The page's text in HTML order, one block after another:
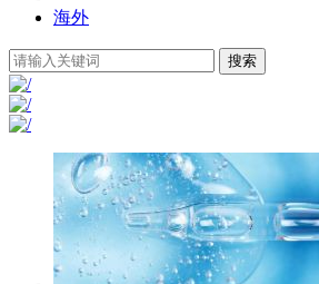
海外
搜索